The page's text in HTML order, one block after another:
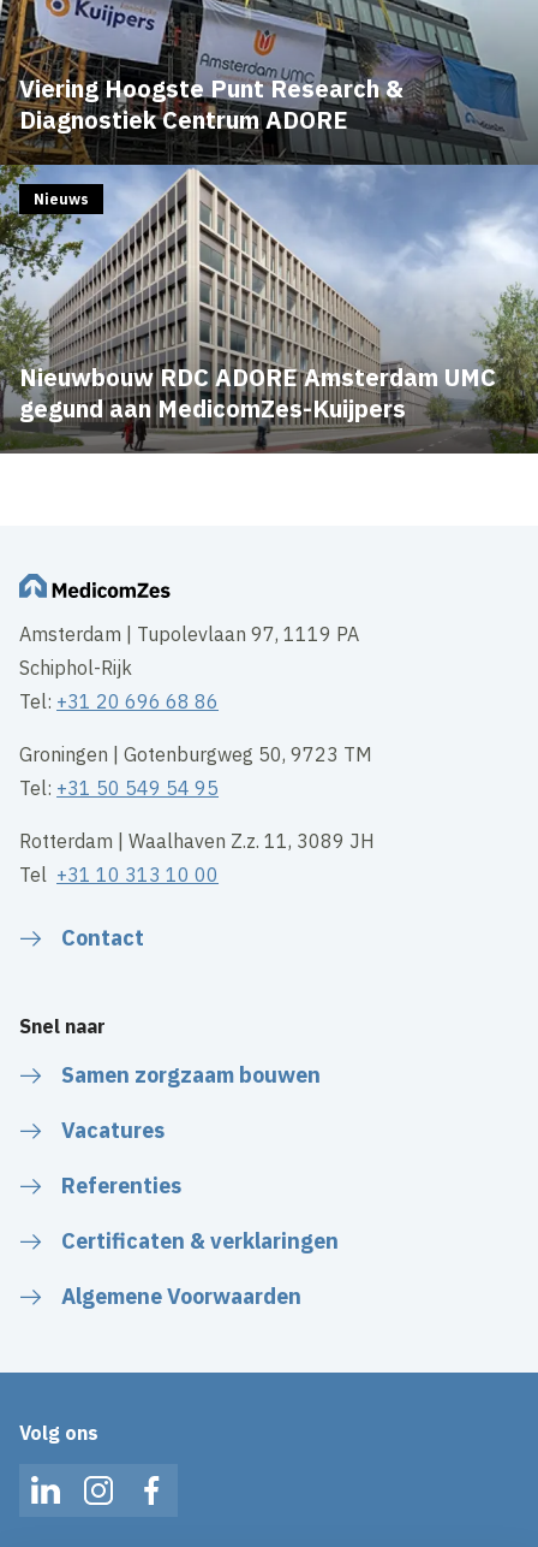
Viering Hoogste Punt Research &
Diagnostiek Centrum ADORE
Nieuwbouw RDC ADORE Amsterdam UMC
gegund aan MedicomZes-Kuijpers
Nieuws
Amsterdam | Tupolevlaan 97, 1119 PA
Schiphol-Rijk
Tel: +31 20 696 68 86
Groningen | Gotenburgweg 50, 9723 TM
Tel: +31 50 549 54 95
Rotterdam | Waalhaven Z.z. 11, 3089 JH
Tel +31 10 313 10 00
Contact
Snel naar
Samen zorgzaam bouwen
Vacatures
Referenties
Certificaten & verklaringen
Algemene Voorwaarden
Volg ons
LinkedInInstagramFacebook